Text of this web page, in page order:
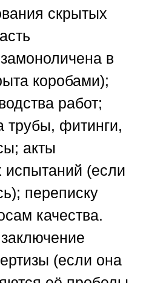
скрытых
в
коробами);
работ;
трубы, фитинги,
акты
испытаний (если
переписку
качества.
(если она